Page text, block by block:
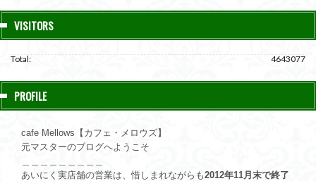
VISITORS
4643077
Total:
PROFILE
cafe Mellows【カフェ・メロウズ】
元マスターのブログへようこそ
あいにく実店舗の営業は、惜しまれながらも2012年11月末で終了